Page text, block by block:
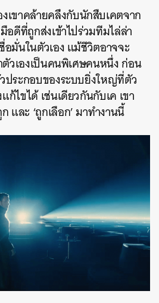
เขาคล้ายคลึงกับนักสืบเคตจาก
อดีที่ถูกส่งเข้าไปร่วมทีมไล่ล่า
อมั่นในตัวเอง แม้ชีวิตอาจจะ
ตัวเองเป็นคนพิเศษคนหนึ่ง ก่อน
ประกอบของระบบยิ่งใหญ่ที่ตัว
ก้ไขได้ เช่นเดียวกันกับเค เขา
และ ‘ถูกเลือก’ มาทำงานนี้